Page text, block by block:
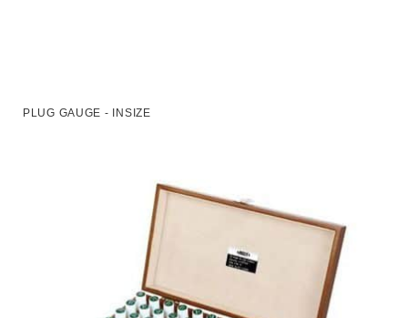
PLUG GAUGE - INSIZE